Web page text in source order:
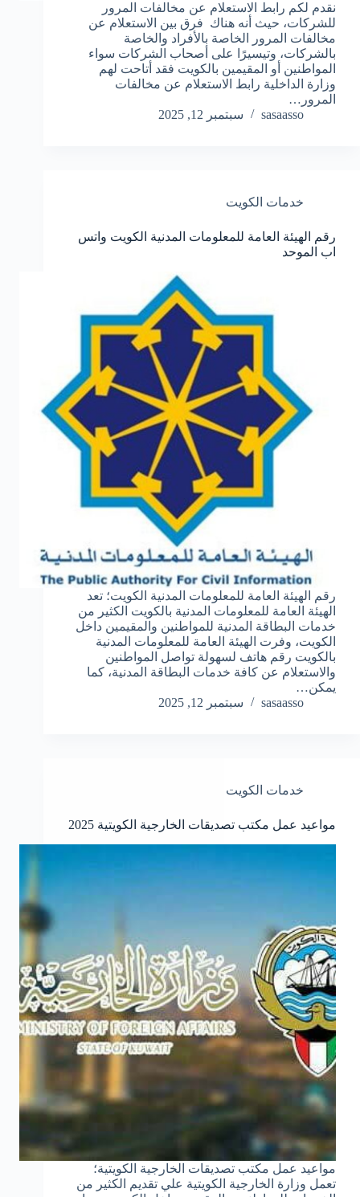
نقدم لكم رابط الاستعلام عن مخالفات المرور
للشركات، حيث أنه هناك فرق بين الاستعلام عن
مخالفات المرور الخاصة بالأفراد والخاصة
بالشركات، وتيسيرًا على أصحاب الشركات سواء
المواطنين أو المقيمين بالكويت فقد أتاحت لهم
وزارة الداخلية رابط الاستعلام عن مخالفات
المرور…
sasaasso
سبتمبر 12, 2025
خدمات الكويت
رقم الهيئة العامة للمعلومات المدنية الكويت واتس
اب الموحد
رقم الهيئة العامة للمعلومات المدنية الكويت؛ تعد
الهيئة العامة للمعلومات المدنية بالكويت الكثير من
خدمات البطاقة المدنية للمواطنين والمقيمين داخل
الكويت، وفرت الهيئة العامة للمعلومات المدنية
بالكويت رقم هاتف لسهولة تواصل المواطنين
والاستعلام عن كافة خدمات البطاقة المدنية، كما
يمكن…
sasaasso
سبتمبر 12, 2025
خدمات الكويت
مواعيد عمل مكتب تصديقات الخارجية الكويتية 2025
مواعيد عمل مكتب تصديقات الخارجية الكويتية؛
تعمل وزارة الخارجية الكويتية علي تقديم الكثير من